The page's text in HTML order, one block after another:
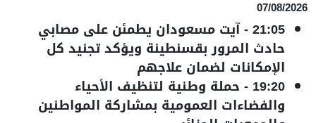
07/08/2026
21:05
-آيت مسعودان يطمئن على مصابي
حادث المرور بقسنطينة ويؤكد تجنيد كل
الإمكانات لضمان علاجهم
19:20
- حملة وطنية لتنظيف الأحياء
والفضاءات العمومية بمشاركة المواطنين